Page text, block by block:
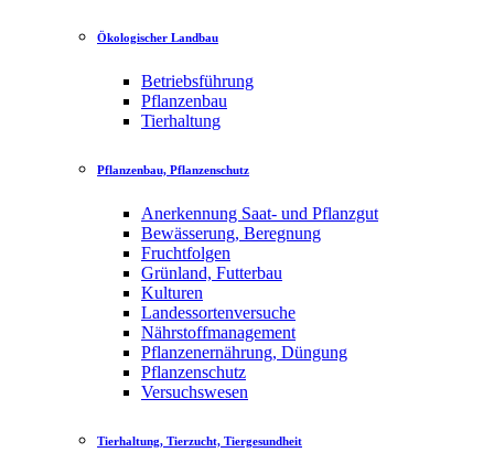
Ökologischer Landbau
Betriebsführung
Pflanzenbau
Tierhaltung
Pflanzenbau, Pflanzenschutz
Anerkennung Saat- und Pflanzgut
Bewässerung, Beregnung
Fruchtfolgen
Grünland, Futterbau
Kulturen
Landessortenversuche
Nährstoffmanagement
Pflanzenernährung, Düngung
Pflanzenschutz
Versuchswesen
Tierhaltung, Tierzucht, Tiergesundheit